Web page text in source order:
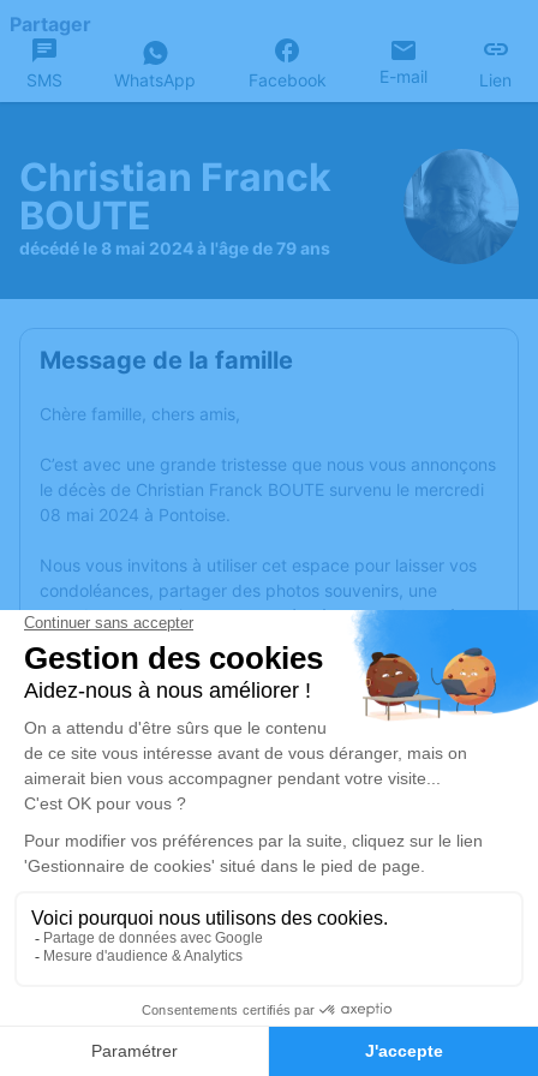
Faire-part Hommages
Partager
SMS WhatsApp Facebook E-mail Lien
Christian Franck
BOUTE
décédé le 8 mai 2024 à l'âge de 79 ans
Message de la famille
Chère famille, chers amis,
C’est avec une grande tristesse que nous vous annonçons
le décès de Christian Franck BOUTE survenu le mercredi
08 mai 2024 à Pontoise.
Nous vous invitons à utiliser cet espace pour laisser vos
condoléances, partager des photos souvenirs, une
anecdote ou exprimer vos pensées à travers des poèmes
ou des textes. Cet endroit est un lieu d'expression dédié à
honorer la mémoire de Christian Franck BOUTE.
Un service de plantation d’arbre hommage estdisponible
vendredi 17 mai 2024 à 16h00
Crématorium de Cormeilles-en-Parisis
27 Georges Méliès